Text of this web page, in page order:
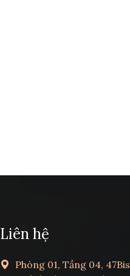
Liên hệ
Phòng 01, Tầng 04, 47Bis